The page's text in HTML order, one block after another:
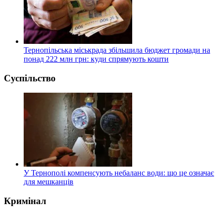
Тернопільська міськрада збільшила бюджет громади на
понад 222 млн грн: куди спрямують кошти
Суспільство
У Тернополі компенсують небаланс води: що це означає
для мешканців
Кримінал